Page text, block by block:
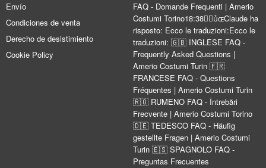
Envío
Condiciones de venta
Derecho de desistimiento
Cookie Policy
FAQ - Domande Frequenti | Amerio
Costumi Torino18:38Claude ha
risposto: Ecco le traduzioni:Ecco le
traduzioni: 🇬🇧 INGLESE FAQ -
Frequently Asked Questions |
Amerio Costumi Turin 🇫🇷
FRANCESE FAQ - Questions
Fréquentes | Amerio Costumi Turin
🇷🇴 RUMENO FAQ - Întrebări
Frecvente | Amerio Costumi Torino
🇩🇪 TEDESCO FAQ - Häufig
gestellte Fragen | Amerio Costumi
Turin 🇪🇸 SPAGNOLO FAQ -
Preguntas Frecuentes